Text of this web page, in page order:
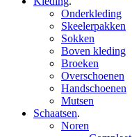
Onderkleding
Skeelerpakken
Sokken
Boven kleding
Broeken
Overschoenen
Handschoenen
Mutsen
Schaatsen.
Noren